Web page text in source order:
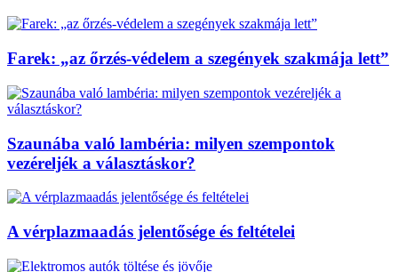
Farek: „az őrzés-védelem a szegények szakmája lett”
Szaunába való lambéria: milyen szempontok
vezéreljék a választáskor?
A vérplazmaadás jelentősége és feltételei